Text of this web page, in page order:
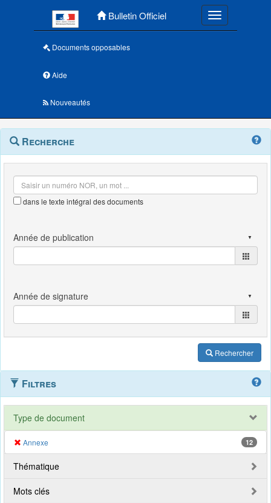
Bulletin Officiel Toggle
Documents opposables
Aide
Nouveautés
Navigation
outils
Menu
contextuel
Recherche
dans le texte intégral des documents
Rechercher
Filtres
Type de document
Annexe 12
Thématique
Mots clés